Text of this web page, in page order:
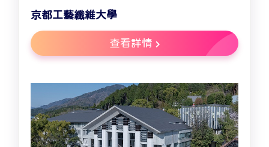
京都工藝纖維大學
查看詳情